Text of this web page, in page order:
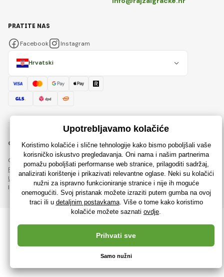
Hrvatski
PRATITE NAS
Facebook Instagram
© 2018 - 2026 Rajzaigracke.hr, Sva prava pridržana
Ova stranica je zaštićena reCAPTCHA-om i primjenjuju se
Pravila o zaštiti osobnih podataka
tvrtke Google i njihova
Ugovorni uvjeti.
Izrada učinkovitih internetskih trgovina odRIESENIA